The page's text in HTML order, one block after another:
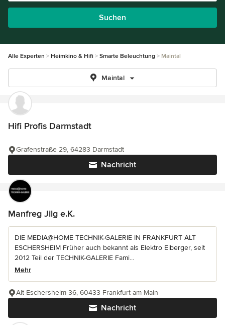
Suchen
Alle Experten Heimkino & Hifi Smarte Beleuchtung Maintal
Maintal
Hifi Profis Darmstadt
Nachricht
Grafenstraße 29, 64283 Darmstadt
Manfreg Jilg e.K.
DIE MEDIA@HOME TECHNIK-GALERIE IN FRANKFURT ALT
ESCHERSHEIM Früher auch bekannt als Elektro Eiberger, seit
2012 Teil der TECHNIK-GALERIE Fami...
Mehr
Nachricht
Alt Eschersheim 36, 60433 Frankfurt am Main